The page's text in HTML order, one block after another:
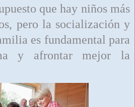
que hay niños más
pero la socialización y
es fundamental para
y afrontar mejor la